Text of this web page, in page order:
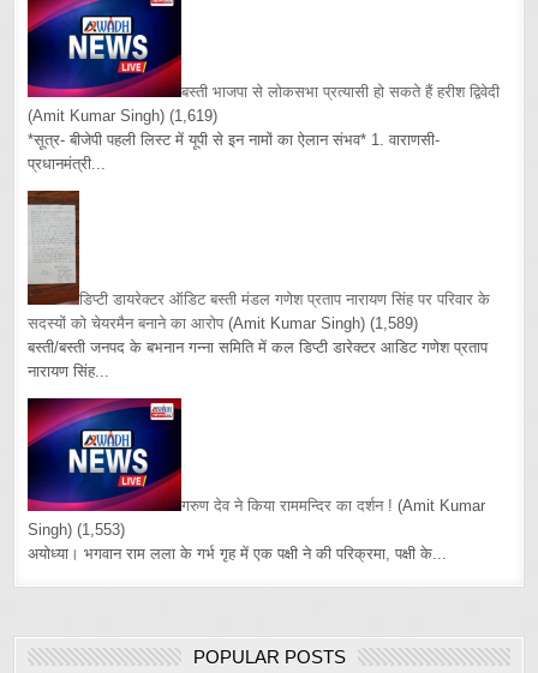
बस्ती भाजपा से लोकसभा प्रत्यासी हो सकते हैं हरीश द्विवेदी
(Amit Kumar Singh) (1,619)
*सूत्र- बीजेपी पहली लिस्ट में यूपी से इन नामों का ऐलान संभव* 1. वाराणसी-
प्रधानमंत्री...
डिप्टी डायरेक्टर ऑडिट बस्ती मंडल गणेश प्रताप नारायण सिंह पर परिवार के
सदस्यों को चेयरमैन बनाने का आरोप (Amit Kumar Singh) (1,589)
बस्ती/बस्ती जनपद के बभनान गन्ना समिति में कल डिप्टी डारेक्टर आडिट गणेश प्रताप
नारायण सिंह...
गरुण देव ने किया राममन्दिर का दर्शन ! (Amit Kumar
Singh) (1,553)
अयोध्या। भगवान राम लला के गर्भ गृह में एक पक्षी ने की परिक्रमा, पक्षी के...
POPULAR POSTS